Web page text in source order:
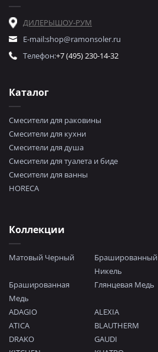
Каталог
Смесители для раковины
Смесители для кухни
Смесители для душа
Смесители для туалета и биде
Смесители для ванны
HORECA
Коллекции
Матовый Черный
Брашированный
Никель
Брашированная
Медь
Глянцевая Медь
ADAGIO
ALEXIA
ATICA
BLAUTHERM
DRAKO
GAUDI
ДИЛЕРЫШОУ-РУМ
E-mail:shop@ramonsoler.ru
Телефон:+7 (495) 230-14-32